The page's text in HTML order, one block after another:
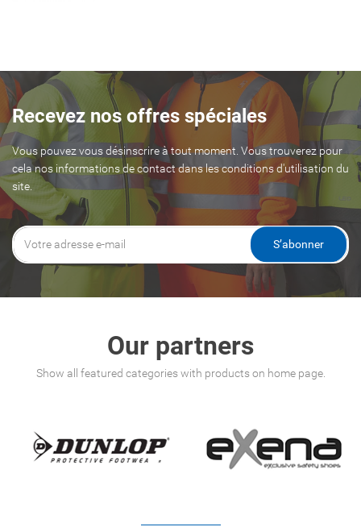
Recevez nos offres spéciales
Vous pouvez vous désinscrire à tout moment. Vous trouverez pour
cela nos informations de contact dans les conditions d'utilisation du
site.
S’abonner
Our partners
Show all featured categories with products on home page.